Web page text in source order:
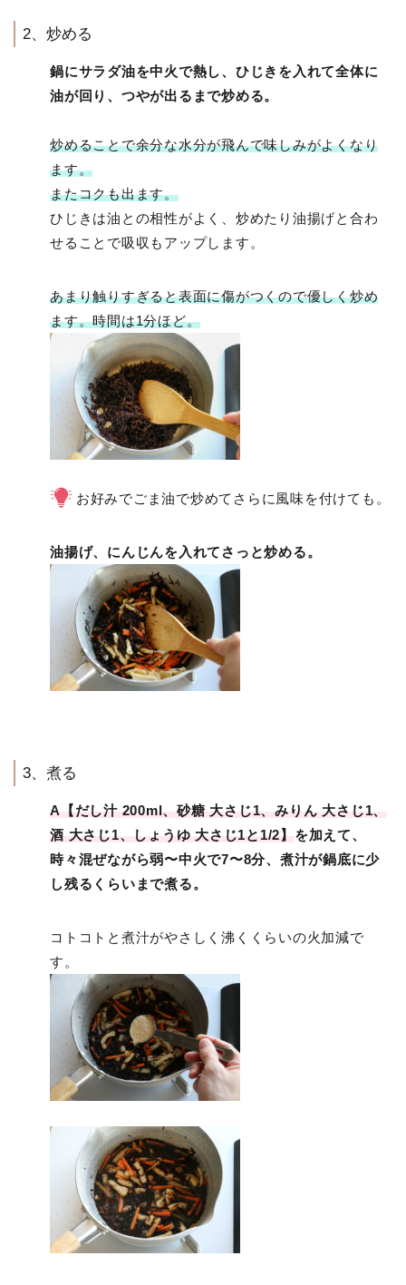
2、炒める
鍋にサラダ油を中火で熱し、ひじきを入れて全体に
油が回り、つやが出るまで炒める。
炒めることで余分な水分が飛んで味しみがよくなり
ます。
またコクも出ます。
ひじきは油との相性がよく、炒めたり油揚げと合わ
せることで吸収もアップします。
あまり触りすぎると表面に傷がつくので優しく炒め
ます。時間は1分ほど。
お好みでごま油で炒めてさらに風味を付けても。
油揚げ、にんじんを入れてさっと炒める。
3、煮る
A【だし汁 200ml、砂糖 大さじ1、みりん 大さじ1、
酒 大さじ1、しょうゆ 大さじ1と1/2】 を加えて、
時々混ぜながら弱〜中火で7〜8分、煮汁が鍋底に少
し残るくらいまで煮る。
コトコトと煮汁がやさしく沸くくらいの火加減で
す。